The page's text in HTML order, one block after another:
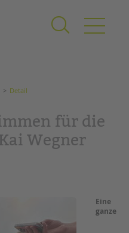
Detail
für die
Wegner
Eine
ganze